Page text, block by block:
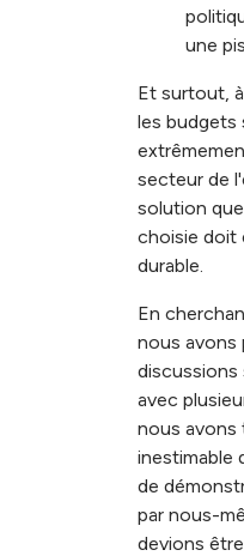
une
Et surtout,
les budgets
secteur de
solution
choisie doit
durable.
En
nous avons
discussions
avec
nous avons
inestimable
de
par nous-
devions